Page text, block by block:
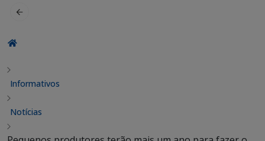
Informativos
Notícias